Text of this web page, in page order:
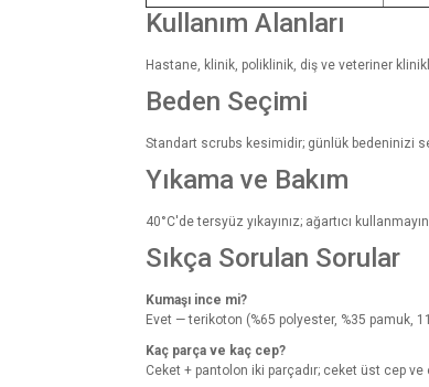
Kullanım Alanları
Hastane, klinik, poliklinik, diş ve veteriner
Beden Seçimi
Standart scrubs kesimidir; günlük bedeninizi
Yıkama ve Bakım
40°C'de tersyüz yıkayınız; ağartıcı
Sıkça Sorulan Sorular
Kumaşı ince mi?
Evet — terikoton (%65 polyester, %35 pamuk,
Kaç parça ve kaç cep?
Ceket + pantolon iki parçadır; ceket üst cep